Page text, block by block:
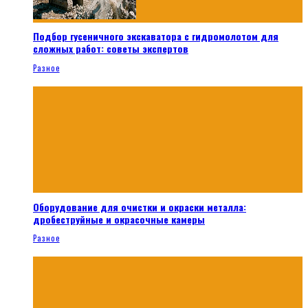
Подбор гусеничного экскаватора с гидромолотом для
сложных работ: советы экспертов
Разное
Оборудование для очистки и окраски металла:
дробеструйные и окрасочные камеры
Разное